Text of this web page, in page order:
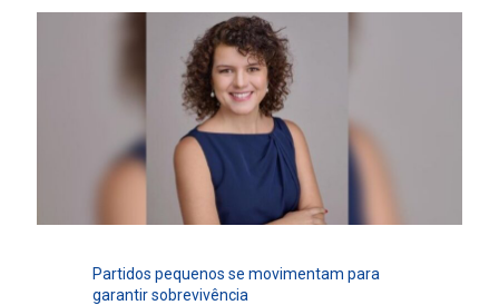
Partidos pequenos se movimentam para
garantir sobrevivência